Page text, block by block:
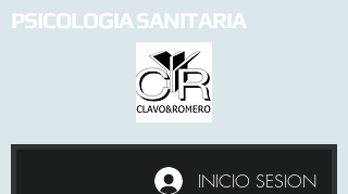
INICIO SESION
PSICOLOGIA SANITARIA